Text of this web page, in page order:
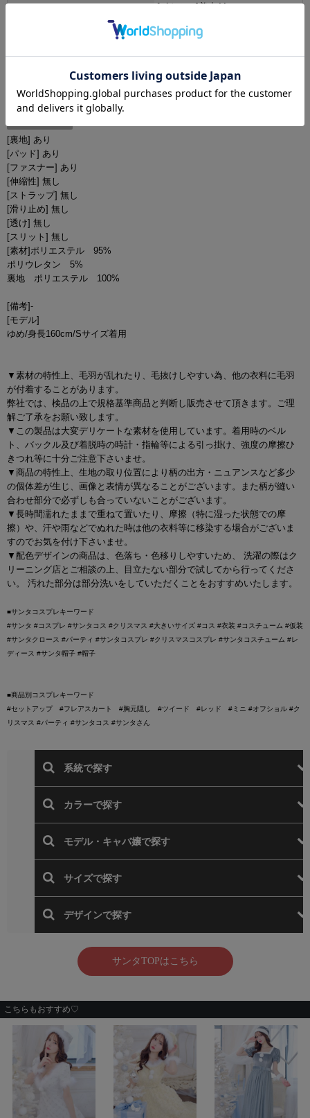
[ボトムス]着丈44cm
Lサイズ
B：94cm/ W：73-78cm/ H：90cm
[トップス]肩幅39cm/インナー脇
下：19cm/ジャケット脇下：23cm/
[ボトムス]着丈45cm
[裏地] あり
[パッド] あり
[ファスナー] あり
[伸縮性] 無し
[ストラップ] 無し
[滑り止め] 無し
[透け] 無し
[スリット] 無し
[素材]ポリエステル 95%
ポリウレタン 5%
裏地 ポリエステル 100%
[備考]-
[モデル]
ゆめ/身長160cm/Sサイズ着用
▼素材の特性上、毛羽が乱れたり、毛抜けしやすい為、他の衣料に毛羽
が付着することがあります。
弊社では、検品の上で規格基準商品と判断し販売させて頂きます。ご理
解ご了承をお願い致します。
▼この製品は大変デリケートな素材を使用しています。着用時のベル
ト、バックル及び着脱時の時計・指輪等による引っ掛け、強度の摩擦ひ
きつれ等に十分ご注意下さいませ。
▼商品の特性上、生地の取り位置により柄の出方・ニュアンスなど多少
の個体差が生じ、画像と表情が異なることがございます。また柄が縫い
合わせ部分で必ずしも合っていないことがございます。
▼長時間濡れたままで重ねて置いたり、摩擦（特に湿った状態での摩
擦）や、汗や雨などでぬれた時は他の衣料等に移染する場合がございま
すのでお気を付け下さいませ。
▼配色デザインの商品は、色落ち・色移りしやすいため、 洗濯の際はク
リーニング店とご相談の上、目立たない部分で試してから行ってくださ
い。 汚れた部分は部分洗いをしていただくことをおすすめいたします。
■サンタコスプレキーワード
#サンタ #コスプレ #サンタコス #クリスマス #大きいサイズ #コス #衣装 #コスチューム #仮装
#サンタクロース #パーティ #サンタコスプレ #クリスマスコスプレ #サンタコスチューム #レ
ディース #サンタ帽子 #帽子
■商品別コスプレキーワード
#セットアップ #フレアスカート #胸元隠し #ツイード #レッド #ミニ #オフショル #ク
リスマス #パーティ #サンタコス #サンタさん
こちらもおすすめ♡